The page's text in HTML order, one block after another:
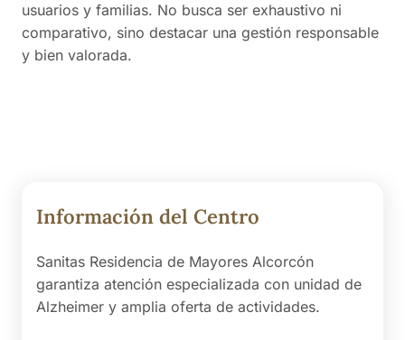
usuarios y familias. No busca ser exhaustivo ni
comparativo, sino destacar una gestión responsable
y bien valorada.
Información del Centro
Sanitas Residencia de Mayores Alcorcón
garantiza atención especializada con unidad de
Alzheimer y amplia oferta de actividades.